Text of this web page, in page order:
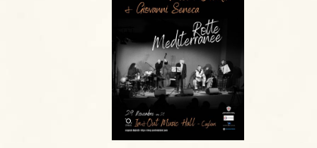
v
i
s
t
e
o
n
e